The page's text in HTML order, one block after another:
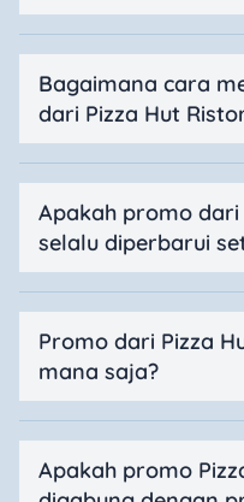
Bagaimana cara
dari Pizza Hut
Apakah promo
selalu diperbarui
Promo dari Pizza
mana saja?
Apakah promo